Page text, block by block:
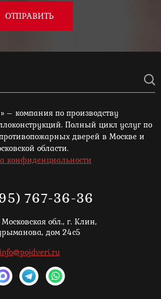
ОТПРАВИТЬ
– компания по производству
Полный цикл услуг по
дверей в Москве и
области.
конфиденциальности
767-36-36
Московская обл., г. Клин,
дом 24с5
info@pojdveri.ru